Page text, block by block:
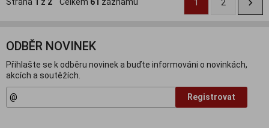
1 2
ODBĚR NOVINEK
Přihlašte se k odběru novinek a buďte informováni o novinkách,
akcích a soutěžích.
Registrovat